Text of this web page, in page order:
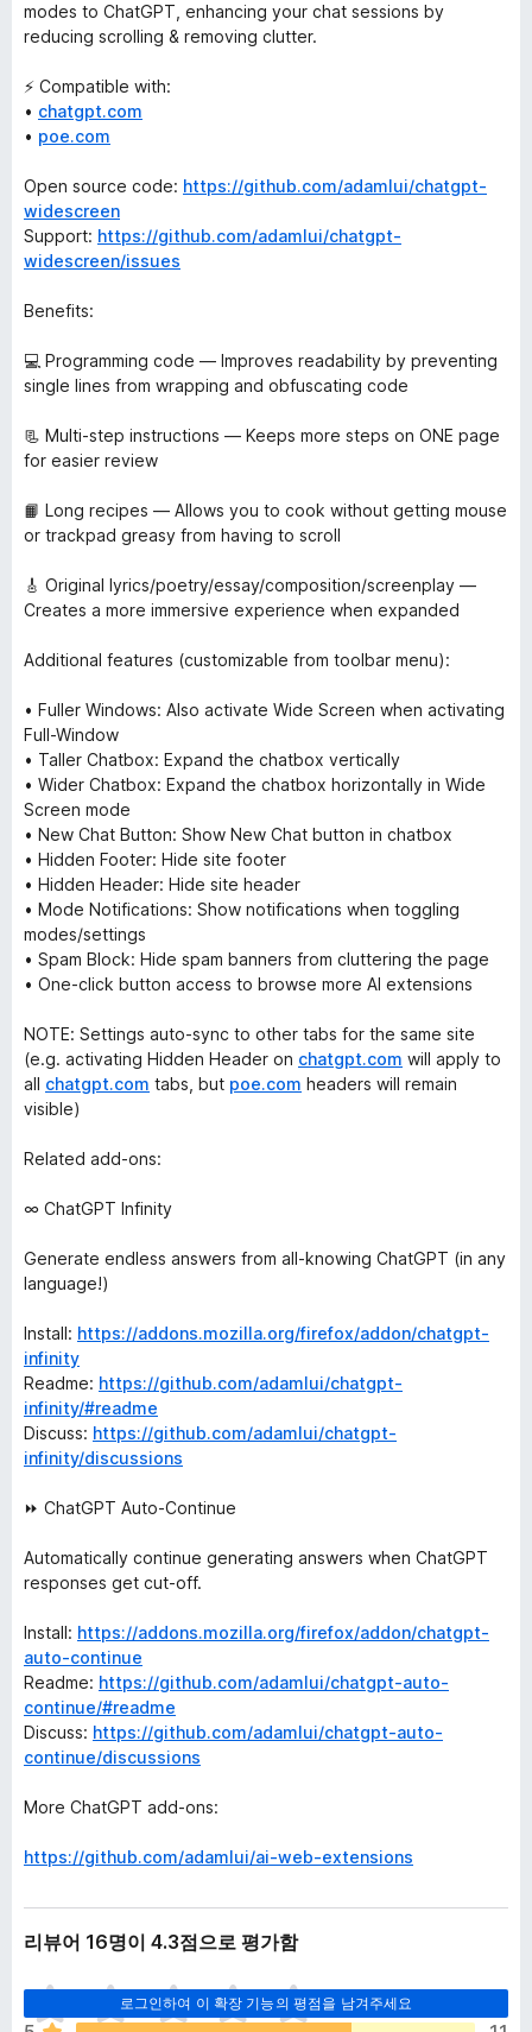
modes to ChatGPT, enhancing your chat sessions by
reducing scrolling & removing clutter.
⚡ Compatible with:
• chatgpt.com
• poe.com
Open source code: https://github.com/adamlui/chatgpt-
widescreen
Support: https://github.com/adamlui/chatgpt-
widescreen/issues
Benefits:
💻 Programming code — Improves readability by preventing
single lines from wrapping and obfuscating code
📃 Multi-step instructions — Keeps more steps on ONE page
for easier review
📙 Long recipes — Allows you to cook without getting mouse
or trackpad greasy from having to scroll
🎸 Original lyrics/poetry/essay/composition/screenplay —
Creates a more immersive experience when expanded
Additional features (customizable from toolbar menu):
• Fuller Windows: Also activate Wide Screen when activating
Full-Window
• Taller Chatbox: Expand the chatbox vertically
• Wider Chatbox: Expand the chatbox horizontally in Wide
Screen mode
• New Chat Button: Show New Chat button in chatbox
• Hidden Footer: Hide site footer
• Hidden Header: Hide site header
• Mode Notifications: Show notifications when toggling
modes/settings
• Spam Block: Hide spam banners from cluttering the page
• One-click button access to browse more AI extensions
NOTE: Settings auto-sync to other tabs for the same site
(e.g. activating Hidden Header on chatgpt.com will apply to
all chatgpt.com tabs, but poe.com headers will remain
visible)
Related add-ons:
∞ ChatGPT Infinity
Generate endless answers from all-knowing ChatGPT (in any
language!)
Install: https://addons.mozilla.org/firefox/addon/chatgpt-
infinity
Readme: https://github.com/adamlui/chatgpt-
infinity/#readme
Discuss: https://github.com/adamlui/chatgpt-
infinity/discussions
⏩ ChatGPT Auto-Continue
Automatically continue generating answers when ChatGPT
responses get cut-off.
Install: https://addons.mozilla.org/firefox/addon/chatgpt-
auto-continue
Readme: https://github.com/adamlui/chatgpt-auto-
continue/#readme
Discuss: https://github.com/adamlui/chatgpt-auto-
continue/discussions
More ChatGPT add-ons:
https://github.com/adamlui/ai-web-extensions
리뷰어 16명이 4.3점으로 평가함
로그인하여 이 확장 기능의 평점을 남겨주세요
아
직